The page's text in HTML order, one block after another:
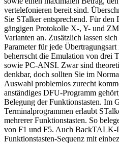
vertelefonieren bereit sind.
Sie STalker entsprechend. Für den
gängigen Protokolle X-, Y- und
Varianten an. Zusätzlich lassen
Parameter für jede
beherrscht die Emulation von drei
sowie PC-ANSI. Zwar sind
denkbar, doch sollten Sie im
Auswahl problemlos zurecht
anständiges DFU-Programm
Belegung der Funktionstasten. Im
Terminalprogrammen erlaubt
mehrerer Funktionstasten. So
von F1 und F5. Auch BackTALK-
Funktionstasten-Sequenz mit